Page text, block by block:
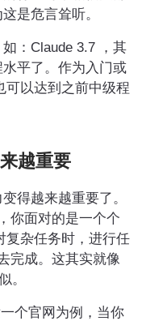
是危言耸听。
：Claude 3.7 ，其
平了。作为入门或
可以达到之前中级程
越重要
得越来越重要了。
你面对的是一个个
复杂任务时，进行任
完成。这其实就像
。
个官网为例，当你